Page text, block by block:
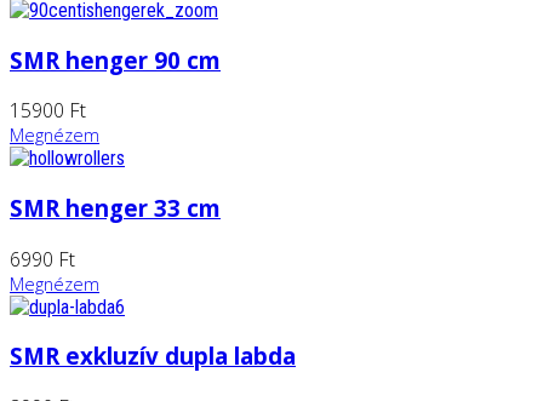
SMR henger 90 cm
15900 Ft
Megnézem
SMR henger 33 cm
6990 Ft
Megnézem
SMR exkluzív dupla labda